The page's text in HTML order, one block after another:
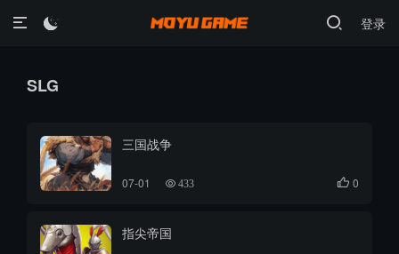
登录

SLG
三国战争
07-01 433  0
指尖帝国